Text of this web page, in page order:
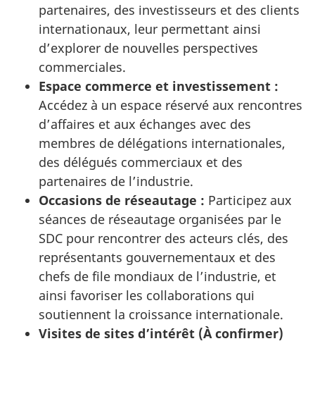
partenaires, des investisseurs et des clients
internationaux, leur permettant ainsi
d’explorer de nouvelles perspectives
commerciales.
Espace commerce et investissement :
Accédez à un espace réservé aux rencontres
d’affaires et aux échanges avec des
membres de délégations internationales,
des délégués commerciaux et des
partenaires de l’industrie.
Occasions de réseautage : Participez aux
séances de réseautage organisées par le
SDC pour rencontrer des acteurs clés, des
représentants gouvernementaux et des
chefs de file mondiaux de l’industrie, et
ainsi favoriser les collaborations qui
soutiennent la croissance internationale.
Visites de sites d’intérêt (À confirmer)